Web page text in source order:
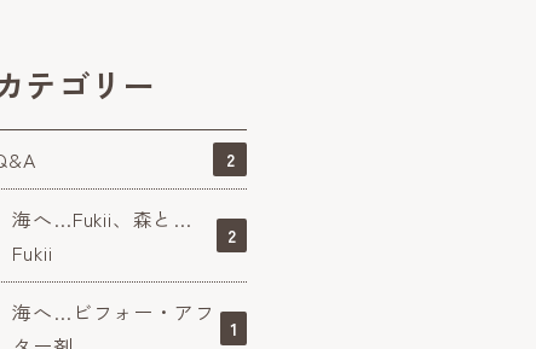
テゴリー
2
海へ…Fukii、森と…
Fukii
2
海へ…ビフォー・アフ
1